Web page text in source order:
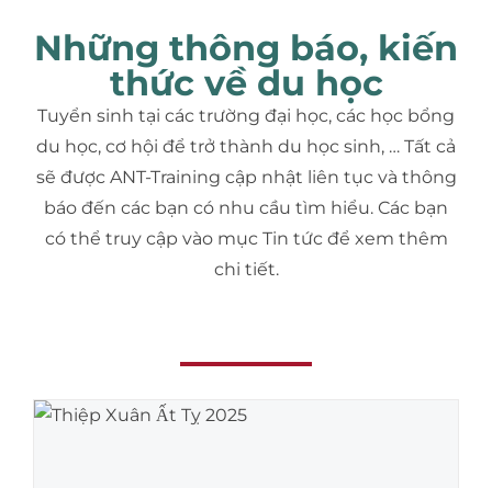
Những thông báo, kiến
thức về du học
Tuyển sinh tại các trường đại học, các học bổng
du học, cơ hội để trở thành du học sinh, … Tất cả
sẽ được ANT-Training cập nhật liên tục và thông
báo đến các bạn có nhu cầu tìm hiểu. Các bạn
có thể truy cập vào mục Tin tức để xem thêm
chi tiết.